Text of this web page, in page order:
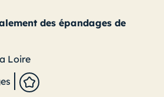
des épandages de
Loire